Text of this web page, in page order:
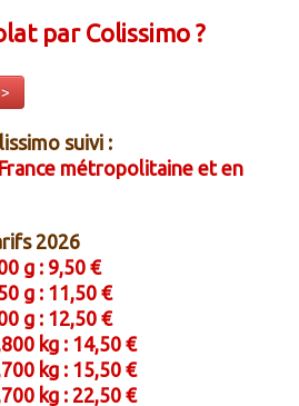
par Colissimo ?
suivi :
métropolitaine et en
2026
g : 9,50 €
g : 11,50 €
g : 12,50 €
kg : 14,50 €
kg : 15,50 €
kg : 22,50 €